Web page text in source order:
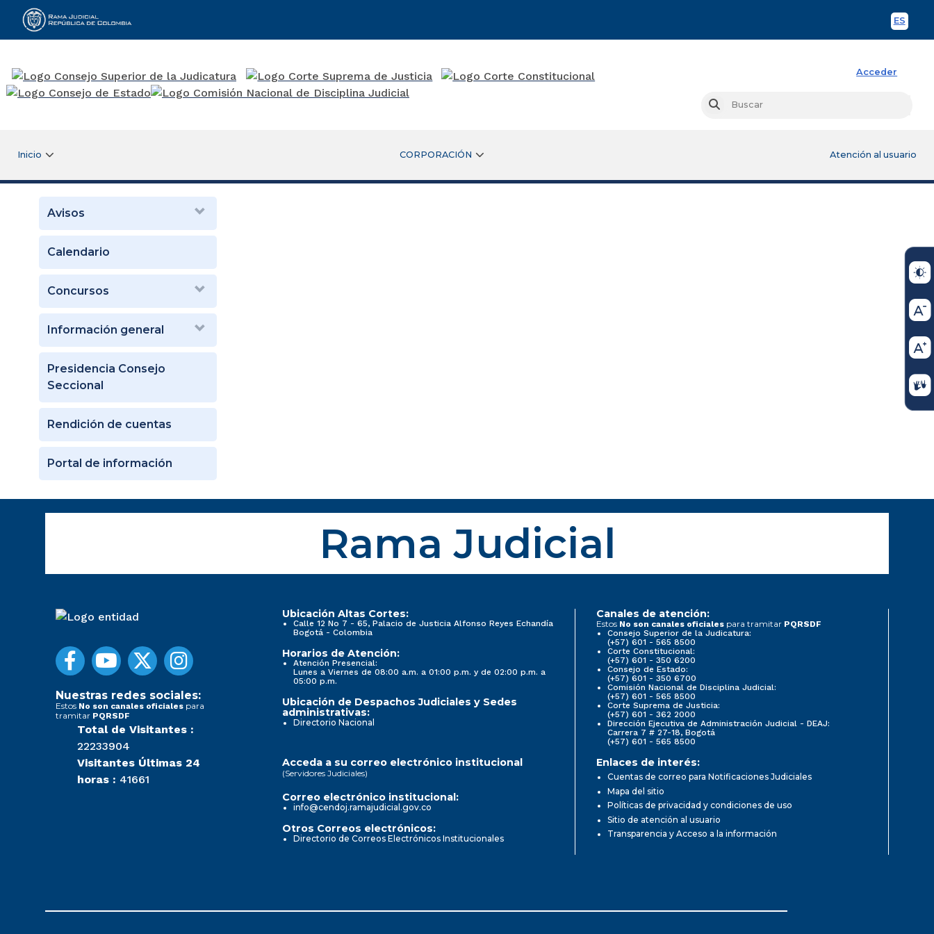
ES
Rama Judicial
Acceder
Buscar
Inicio CORPORACIÓN Atención al usuario
Avisos
Calendario
Concursos
Información general
Presidencia Consejo
Seccional
Rendición de cuentas
Portal de información
Rama Judicial
Nuestras redes sociales:
Estos No son canales oficiales para
tramitar PQRSDF
Total de Visitantes :
22233904
Visitantes Últimas 24
horas : 41661
Ubicación Altas Cortes:
Calle 12 No 7 - 65, Palacio de Justicia Alfonso Reyes Echandía
Bogotá - Colombia
Horarios de Atención:
Atención Presencial:
Lunes a Viernes de 08:00 a.m. a 01:00 p.m. y de 02:00 p.m. a
05:00 p.m.
Ubicación de Despachos Judiciales y Sedes
administrativas:
Directorio Nacional
Canales de atención:
Estos No son canales oficiales para tramitar PQRSDF
Consejo Superior de la Judicatura:
(+57) 601 - 565 8500
Corte Constitucional:
(+57) 601 - 350 6200
Consejo de Estado:
(+57) 601 - 350 6700
Comisión Nacional de Disciplina Judicial:
(+57) 601 - 565 8500
Corte Suprema de Justicia:
(+57) 601 - 362 2000
Dirección Ejecutiva de Administración Judicial - DEAJ:
Carrera 7 # 27-18, Bogotá
(+57) 601 - 565 8500
Acceda a su correo electrónico institucional
(Servidores Judiciales)
Correo electrónico institucional:
info@cendoj.ramajudicial.gov.co
Otros Correos electrónicos:
Directorio de Correos Electrónicos Institucionales
Enlaces de interés:
Cuentas de correo para Notificaciones Judiciales
Mapa del sitio
Políticas de privacidad y condiciones de uso
Sitio de atención al usuario
Transparencia y Acceso a la información